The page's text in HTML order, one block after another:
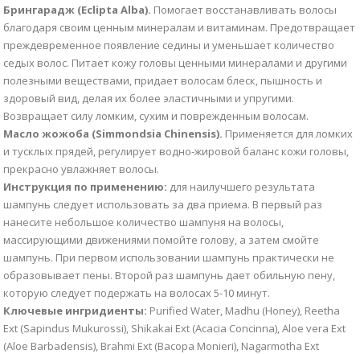
Брингарадж (Eclipta Alba). Помогает восстанавливать волосы
благодаря своим ценным минералам и витаминам. Предотвращает
преждевременное появление седины и уменьшает количество
седых волос. Питает кожу головы ценными минералами и другими
полезными веществами, придает волосам блеск, пышность и
здоровый вид, делая их более эластичными и упругими.
Возвращает силу ломким, сухим и поврежденным волосам.
Масло жожоба (Simmondsia Chinensis). Применяется для ломких
и тусклых прядей, регулирует водно-жировой баланс кожи головы,
прекрасно увлажняет волосы.
Инструкция по применению: для наилучшего результата
шампунь следует использовать за два приема. В первый раз
нанесите небольшое количество шампуня на волосы,
массирующими движениями помойте голову, а затем смойте
шампунь. При первом использовании шампунь практически не
образовывает пены. Второй раз шампунь дает обильную пену,
которую следует подержать на волосах 5-10 минут.
Ключевые ингридиенты: Purified Water, Madhu (Honey), Reetha
Ext (Sapindus Mukurossi), Shikakai Ext (Acacia Concinna), Aloe vera Ext
(Aloe Barbadensis), Brahmi Ext (Bacopa Monieri), Nagarmotha Ext